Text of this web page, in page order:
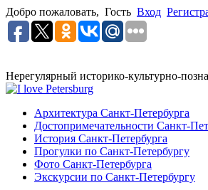
Добро пожаловать, Гость Вход
Нерегулярный историко-культурно-
Архитектура Санкт-Петербурга
Достопримечательности Санкт-
История Санкт-Петербурга
Прогулки по Санкт-Петербургу
Фото Санкт-Петербурга
Экскурсии по Санкт-Петербургу